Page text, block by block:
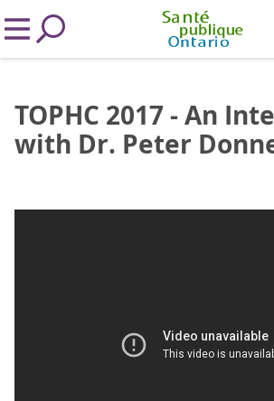
TOPHC 2017 - An
with Dr. Peter